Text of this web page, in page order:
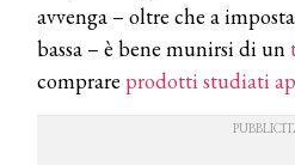
avvenga – oltre che a
bassa – è bene munirsi di un
comprare prodotti studiati